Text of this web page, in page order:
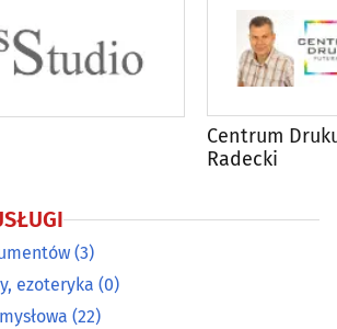
deratyzacja
Centrum
Radecki
(3)
ezoteryka (0)
(22)